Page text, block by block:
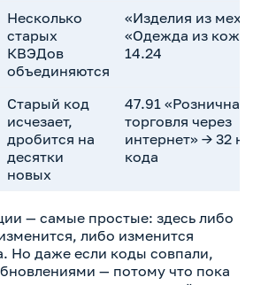
Несколько
старых
КВЭДов
объединяются
«Изделия из
«Одежда из
14.24
Старый код
исчезает,
дробится на
десятки
новых
47.91 «Розничная
торговля через
интернет» → 32
кода
— самые простые: здесь либо
либо изменится
Но даже если коды совпали,
— потому что пока